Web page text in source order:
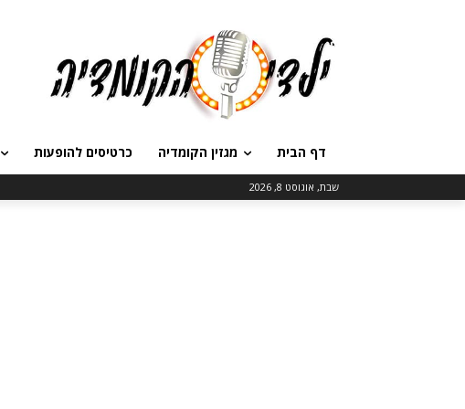
דף הבית מגזין הקומדיה כרטיסים להופעות
שבת, אוגוסט 8, 2026